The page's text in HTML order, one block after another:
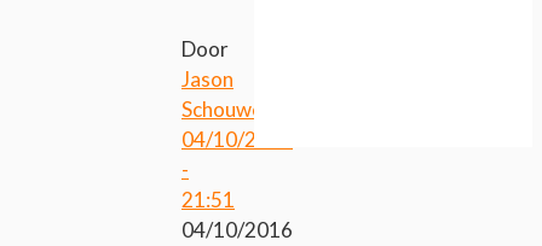
Door
Jason
Schouwenaars
04/10/2016
-
21:51
04/10/2016